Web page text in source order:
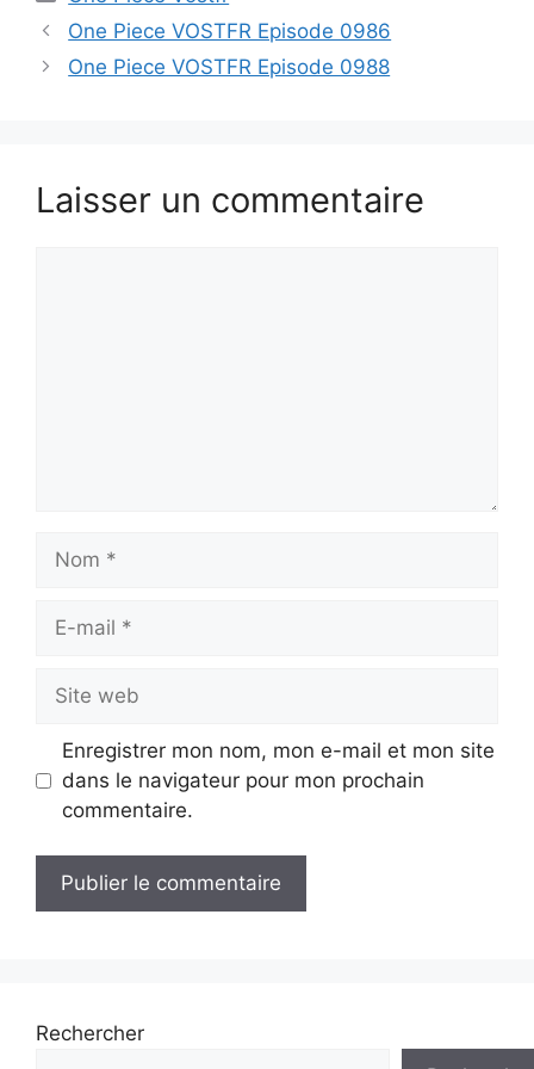
One Piece VOSTFR Episode 0986
One Piece VOSTFR Episode 0988
Laisser un commentaire
mail
web
Enregistrer mon nom, mon e-mail et mon site
dans le navigateur pour mon prochain
commentaire.
Rechercher